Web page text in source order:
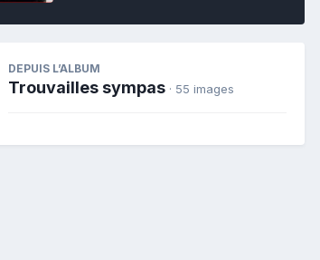
DEPUIS L’ALBUM
Trouvailles sympas · 55 images